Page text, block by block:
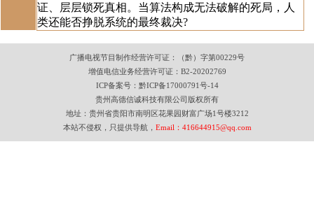
证、层层锁死真相。当算法构成无法破解的死局，人
类还能否挣脱系统的最终裁决?
广播电视节目制作经营许可证：（黔）字第00229号
增值电信业务经营许可证：B2-20202769
ICP备案号：黔ICP备17000791号-14
贵州高德信诚科技有限公司版权所有
地址：贵州省贵阳市南明区花果园财富广场1号楼3212
本站不侵权，只提供导航， Email：416644915@qq.com